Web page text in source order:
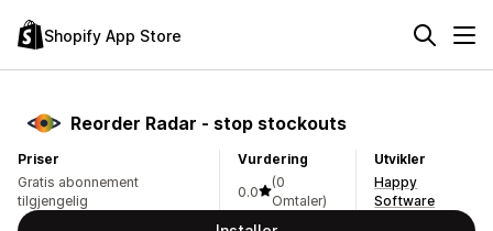
Shopify App Store
Reorder Radar ‑ stop stockouts
Priser
Gratis abonnement
tilgjengelig
Vurdering
0.0
(0
Omtaler)
Utvikler
Happy
Software